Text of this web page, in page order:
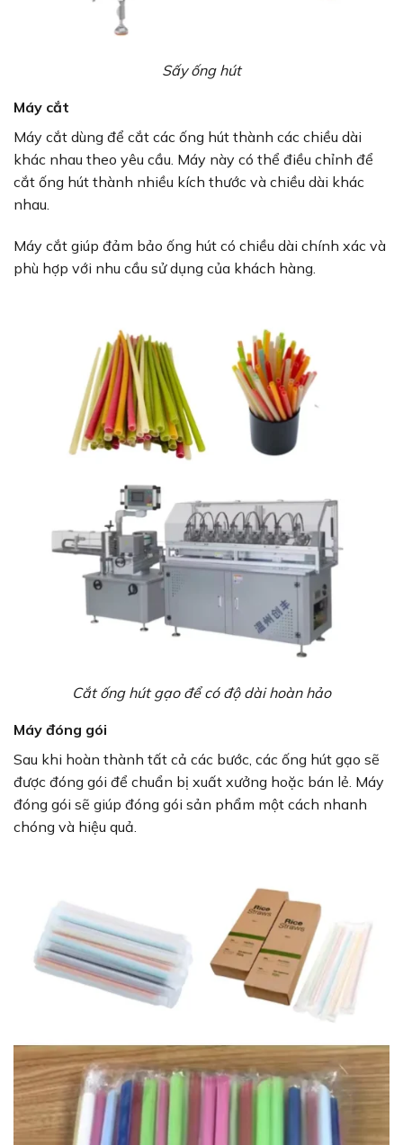
Sấy ống hút
Máy cắt
Máy cắt dùng để cắt các ống hút thành các chiều dài
khác nhau theo yêu cầu. Máy này có thể điều chỉnh để
cắt ống hút thành nhiều kích thước và chiều dài khác
nhau.
Máy cắt giúp đảm bảo ống hút có chiều dài chính xác và
phù hợp với nhu cầu sử dụng của khách hàng.
Cắt ống hút gạo để có độ dài hoàn hảo
Máy đóng gói
Sau khi hoàn thành tất cả các bước, các ống hút gạo sẽ
được đóng gói để chuẩn bị xuất xưởng hoặc bán lẻ. Máy
đóng gói sẽ giúp đóng gói sản phẩm một cách nhanh
chóng và hiệu quả.